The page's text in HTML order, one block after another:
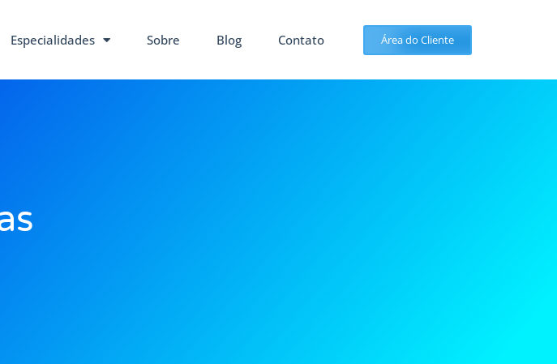
Especialidades Sobre Blog Contato Área do Cliente